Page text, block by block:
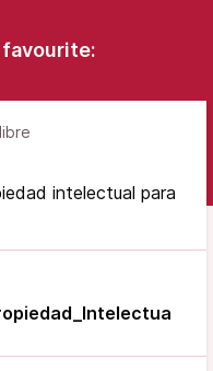
favourite:
intelectual para